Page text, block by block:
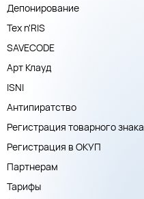
Депонирование
Тех n'RIS
SAVECODE
Арт Клауд
ISNI
Антипиратство
Регистрация товарного знака
Регистрация в ОКУП
Партнерам
Тарифы